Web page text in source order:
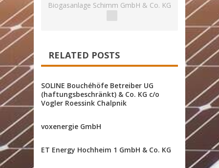
Biogasanlage Schimm GmbH & Co. KG
RELATED POSTS
SOLINE Bouchéhöfe Betreiber UG
(haftungsbeschränkt) & Co. KG c/o
Vogler Roessink Chalpnik
voxenergie GmbH
ET Energy Hochheim 1 GmbH & Co. KG